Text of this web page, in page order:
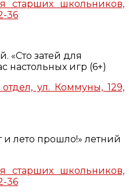
старших школьников,
36
«Сто затей для
настольных игр (6+)
ул. Коммуны, 129,
и лето прошло!» летний
старших школьников,
36